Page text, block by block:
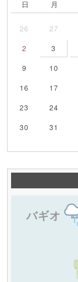
日 月
26 27
2
3
9
10
16
17
23
24
30
31